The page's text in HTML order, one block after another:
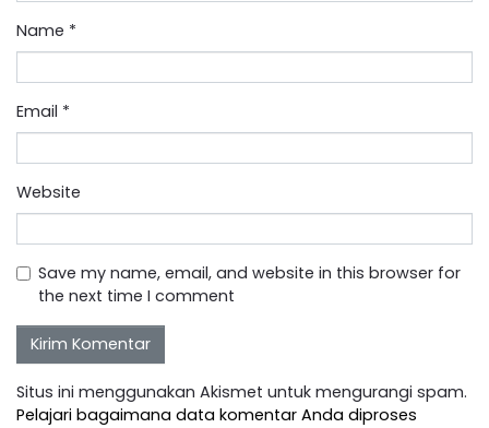
Name *
Email *
Website
Save my name, email, and website in this browser for
the next time I comment
Situs ini menggunakan Akismet untuk mengurangi spam.
Pelajari bagaimana data komentar Anda diproses